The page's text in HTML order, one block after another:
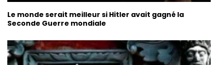
Le monde serait meilleur si Hitler avait gagné la
Seconde Guerre mondiale